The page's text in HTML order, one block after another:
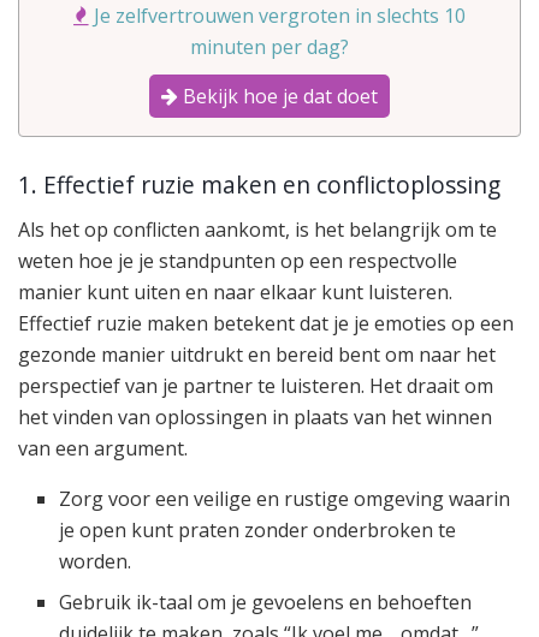
Je zelfvertrouwen vergroten in slechts 10
minuten per dag?
Bekijk hoe je dat doet
1. Effectief ruzie maken en conflictoplossing
Als het op conflicten aankomt, is het belangrijk om te
weten hoe je je standpunten op een respectvolle
manier kunt uiten en naar elkaar kunt luisteren.
Effectief ruzie maken betekent dat je je emoties op een
gezonde manier uitdrukt en bereid bent om naar het
perspectief van je partner te luisteren. Het draait om
het vinden van oplossingen in plaats van het winnen
van een argument.
Zorg voor een veilige en rustige omgeving waarin
je open kunt praten zonder onderbroken te
worden.
Gebruik ik-taal om je gevoelens en behoeften